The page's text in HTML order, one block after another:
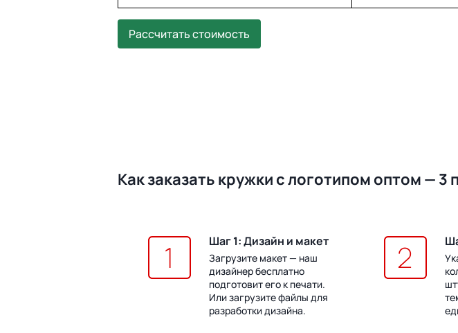
Рассчитать стоимость
Как заказать кружки с логотипом оптом — 3
Шаг 1: Дизайн и макет
Загрузите макет — наш
дизайнер бесплатно
подготовит его к печати.
Или загрузите файлы для
разработки дизайна.